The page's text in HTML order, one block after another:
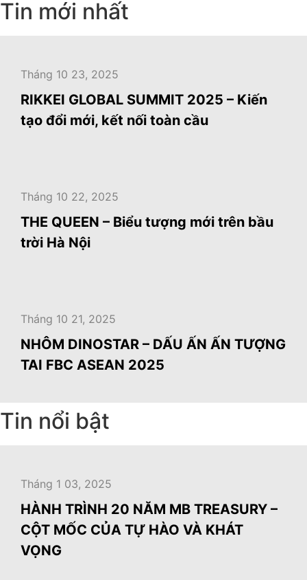
Tin mới nhất
Tháng 10 23, 2025
RIKKEI GLOBAL SUMMIT 2025 – Kiến
tạo đổi mới, kết nối toàn cầu
Tháng 10 22, 2025
THE QUEEN – Biểu tượng mới trên bầu
trời Hà Nội
Tháng 10 21, 2025
NHÔM DINOSTAR – DẤU ẤN ẤN TƯỢNG
TAI FBC ASEAN 2025
Tin nổi bật
Tháng 1 03, 2025
HÀNH TRÌNH 20 NĂM MB TREASURY –
CỘT MỐC CỦA TỰ HÀO VÀ KHÁT
VỌNG